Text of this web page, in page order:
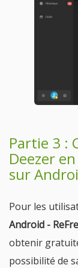
Partie 3 :
Deezer
sur
Pour les
Android -
obtenir
possibilité de